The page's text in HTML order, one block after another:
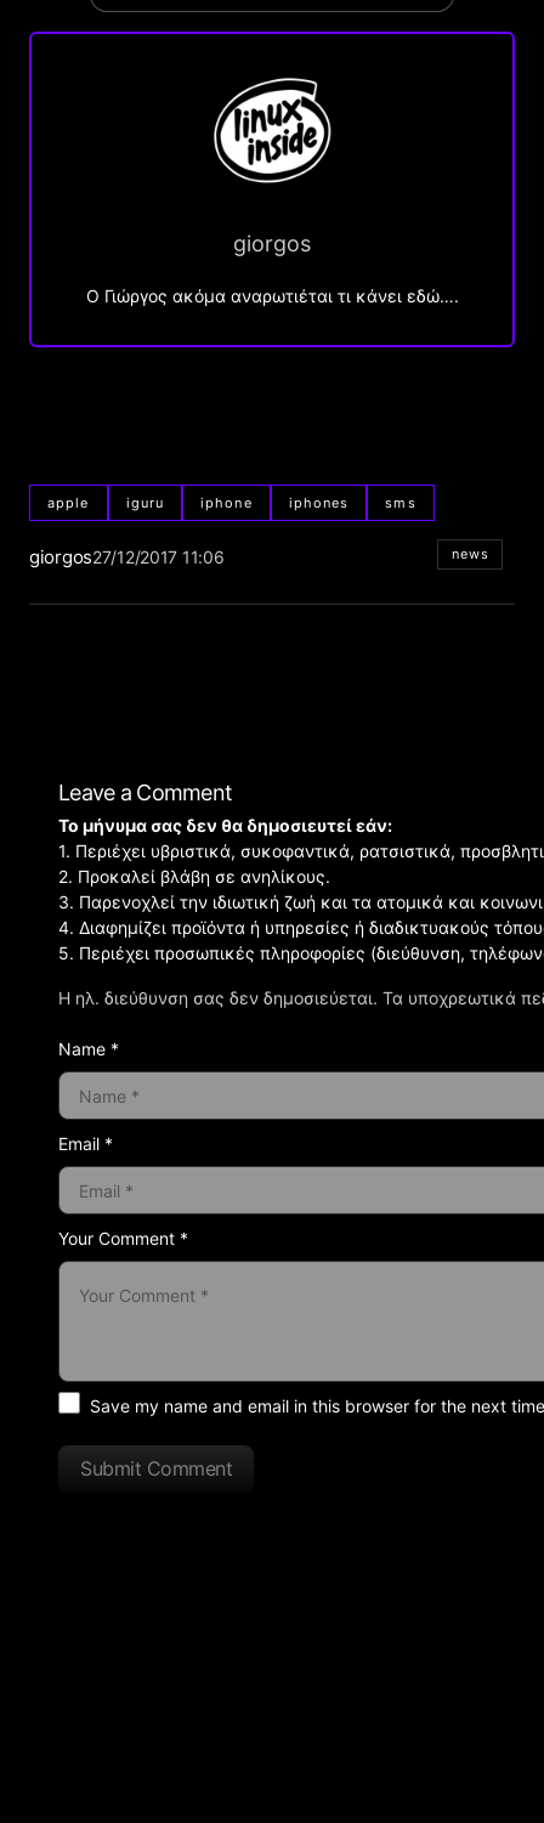
giorgos
Ο Γιώργος ακόμα αναρωτιέται τι κάνει εδώ….
apple iguru iphone iphones sms
giorgos27/12/2017 11:06 news
Leave a Comment
Η ηλ. διεύθυνση σας δεν δημοσιεύεται. Τα υποχρεωτικά
Your Comment *
Το μήνυμα σας δεν θα δημοσιευτεί εάν:
1. Περιέχει υβριστικά, συκοφαντικά, ρατσιστικά,
2. Προκαλεί βλάβη σε ανηλίκους.
3. Παρενοχλεί την ιδιωτική ζωή και τα ατομικά και
4. Διαφημίζει προϊόντα ή υπηρεσίες ή διαδικτυακούς
5. Περιέχει προσωπικές πληροφορίες (διεύθυνση,
Name *
Email *
Save my name and email in this browser for the next
Submit Comment